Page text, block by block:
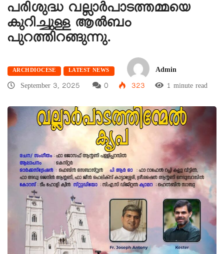
പരിശുദ്ധ വല്ലാര്‍പാടത്തമ്മയെ
കുറിച്ചുള്ള ആല്‍ബം
പുറത്തിറങ്ങുന്നു.
ARCHDIOCESE LATEST NEWS
Admin
September 3, 2025
0 323 1 minute read